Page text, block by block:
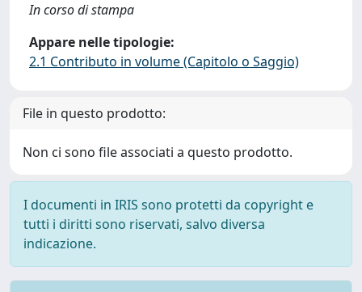
In corso di stampa
Appare nelle tipologie:
2.1 Contributo in volume (Capitolo o Saggio)
File in questo prodotto:
Non ci sono file associati a questo prodotto.
I documenti in IRIS sono protetti da copyright e
tutti i diritti sono riservati, salvo diversa
indicazione.